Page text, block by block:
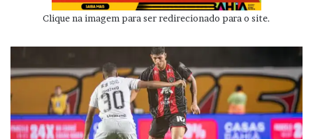
Clique na imagem para ser redirecionado para o site.